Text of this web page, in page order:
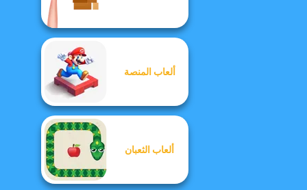
ألعاب المنصة
ألعاب الثعبان